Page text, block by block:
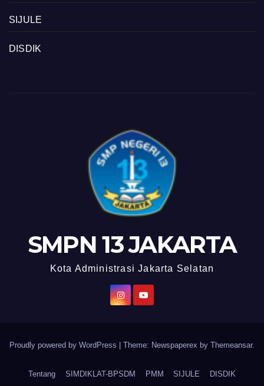
SIJULE
DISDIK
SMPN 13 JAKARTA
Kota Administrasi Jakarta Selatan
Proudly powered by WordPress Theme: Newspaperex by Themeansar.
Tentang SIMDIKLAT-BPSDM PMM SIJULE DISDIK